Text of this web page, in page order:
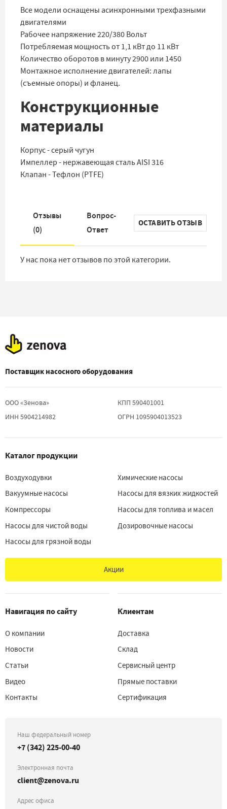
Все модели оснащены асинхронными трехфазными
двигателями
Рабочее напряжение 220/380 Вольт
Потребляемая мощность от 1,1 кВт до 11 кВт
Количество оборотов в минуту 2900 или 1450
Монтажное исполнение двигателей: лапы
(съемные опоры) и фланец.
Конструкционные
материалы
Корпус - серый чугун
Импеллер - нержавеющая сталь AISI 316
Клапан - Тефлон (PTFE)
Отзывы
(0)
Вопрос-
Ответ
ОСТАВИТЬ ОТЗЫВ
У нас пока нет отзывов по этой категории.
Поставщик насосного оборудования
ООО «Зенова»
ИНН 5904214982
КПП 590401001
ОГРН 1095904013523
Каталог продукции
Воздуходувки
Вакуумные насосы
Компрессоры
Насосы для чистой воды
Насосы для грязной воды
Химические насосы
Насосы для вязких жидкостей
Насосы для топлива и масел
Дозировочные насосы
Акции
Навигация по сайту
О компании
Новости
Статьи
Видео
Контакты
Клиентам
Доставка
Склад
Сервисный центр
Прямые поставки
Сертификация
Наш федеральный номер
+7 (342) 225-00-40
Электронная почта
client@zenova.ru
Адрес офиса